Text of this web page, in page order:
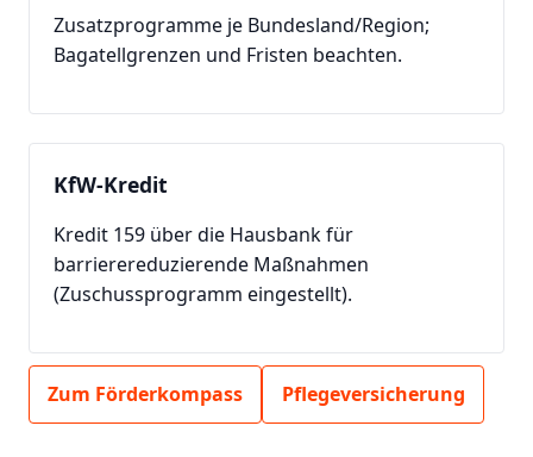
Zusatzprogramme je Bundesland/Region;
Bagatellgrenzen und Fristen beachten.
KfW-Kredit
Kredit 159 über die Hausbank für
barrierereduzierende Maßnahmen
(Zuschussprogramm eingestellt).
Zum Förderkompass Pflegeversicherung